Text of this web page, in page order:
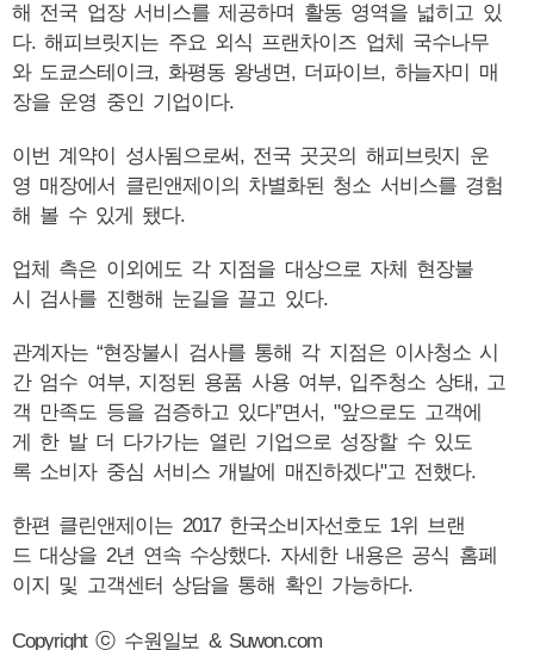
해 전국 업장 서비스를 제공하며 활동 영역을 넓히고 있
다. 해피브릿지는 주요 외식 프랜차이즈 업체 국수나무
와 도쿄스테이크, 화평동 왕냉면, 더파이브, 하늘자미 매
장을 운영 중인 기업이다.
이번 계약이 성사됨으로써, 전국 곳곳의 해피브릿지 운
영 매장에서 클린앤제이의 차별화된 청소 서비스를 경험
해 볼 수 있게 됐다.
업체 측은 이외에도 각 지점을 대상으로 자체 현장불
시 검사를 진행해 눈길을 끌고 있다.
관계자는 “현장불시 검사를 통해 각 지점은 이사청소 시
간 엄수 여부, 지정된 용품 사용 여부, 입주청소 상태, 고
객 만족도 등을 검증하고 있다”면서, "앞으로도 고객에
게 한 발 더 다가가는 열린 기업으로 성장할 수 있도
록 소비자 중심 서비스 개발에 매진하겠다"고 전했다.
한편 클린앤제이는 2017 한국소비자선호도 1위 브랜
드 대상을 2년 연속 수상했다. 자세한 내용은 공식 홈페
이지 및 고객센터 상담을 통해 확인 가능하다.
Copyright ⓒ 수원일보 & Suwon.com